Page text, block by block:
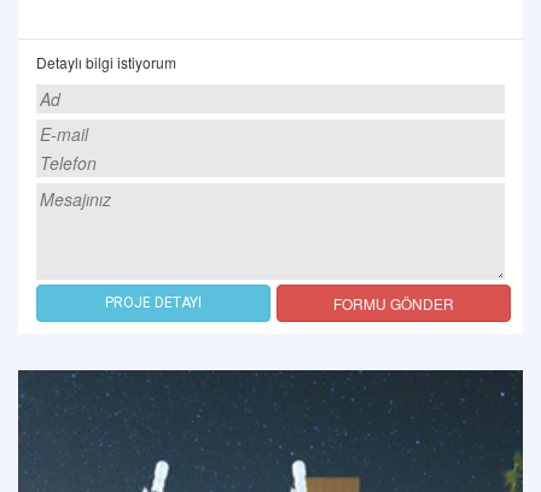
Detaylı bilgi istiyorum
PROJE DETAYI FORMU GÖNDER